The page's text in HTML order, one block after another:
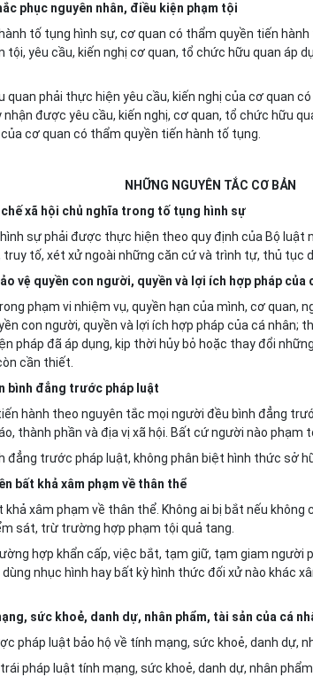
phục nguyên nhân, điều kiện phạm tội
tố tụng hình sự, cơ quan có thẩm quyền tiến
tội, yêu cầu, kiến nghị cơ quan, tổ chức hữu quan áp
quan phải thực hiện yêu cầu, kiến nghị của cơ quan
nhận được yêu cầu, kiến nghị, cơ quan, tổ chức hữu
cơ quan có thẩm quyền tiến hành tố tụng.
NHỮNG NGUYÊN TẮC CƠ BẢN
xã hội chủ nghĩa trong tố tụng hình sự
sự phải được thực hiện theo quy định của Bộ luật
tố, xét xử ngoài những căn cứ và trình tự, thủ tục
vệ quyền con người, quyền và lợi ích hợp pháp của
phạm vi nhiệm vụ, quyền hạn của mình, cơ quan,
con người, quyền và lợi ích hợp pháp của cá nhân;
pháp đã áp dụng, kịp thời hủy bỏ hoặc thay đổi
cần thiết.
bình đẳng trước pháp luật
hành theo nguyên tắc mọi người đều bình đẳng
thành phần và địa vị xã hội. Bất cứ người nào phạm
đẳng trước pháp luật, không phân biệt hình thức sở
bất khả xâm phạm về thân thể
khả xâm phạm về thân thể. Không ai bị bắt nếu
sát, trừ trường hợp phạm tội quả tang.
hợp khẩn cấp, việc bắt, tạm giữ, tạm giam người
nhục hình hay bất kỳ hình thức đối xử nào khác
sức khoẻ, danh dự, nhân phẩm, tài sản của cá
pháp luật bảo hộ về tính mạng, sức khoẻ, danh dự,
pháp luật tính mạng, sức khoẻ, danh dự, nhân